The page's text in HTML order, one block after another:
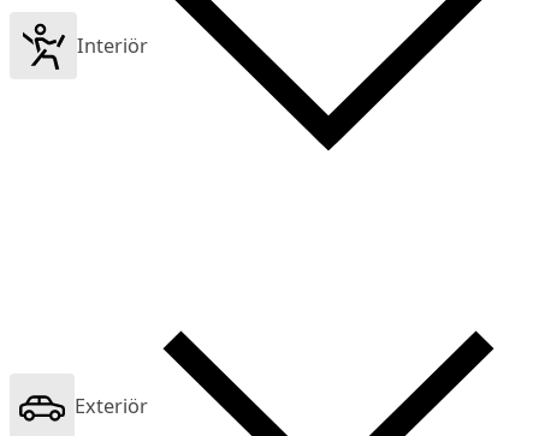
Interiör
Exteriör